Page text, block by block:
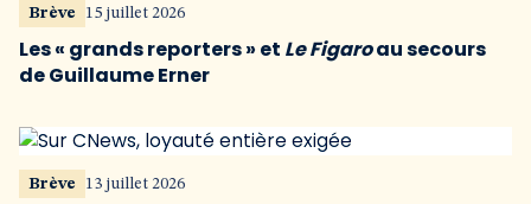
Brève 15 juillet 2026
Les « grands reporters » et Le Figaroau secours
de Guillaume Erner
Brève 13 juillet 2026